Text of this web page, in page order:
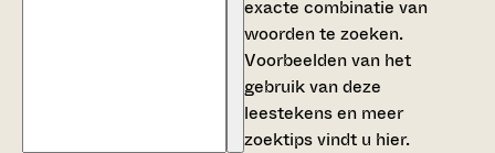
exacte combinatie van
woorden te zoeken.
Voorbeelden van het
gebruik van deze
leestekens en meer
zoektips vindt u hier.